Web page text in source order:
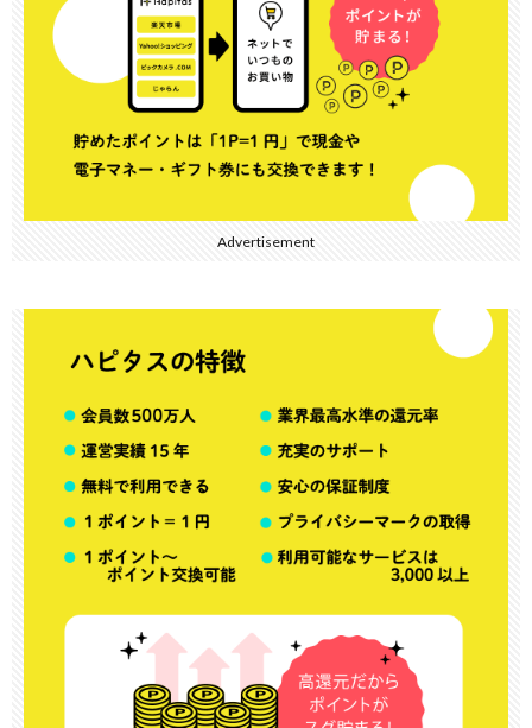
Advertisement